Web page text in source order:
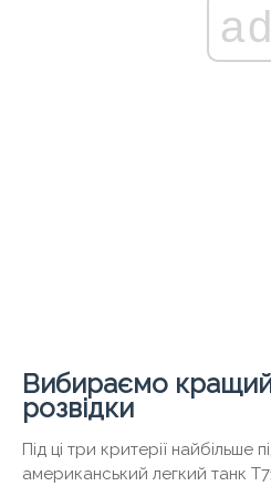
ad
Вибираємо
розвідки
Під ці три критерії найбільше
американський легкий танк